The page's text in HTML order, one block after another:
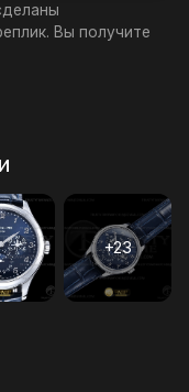
Вы получите